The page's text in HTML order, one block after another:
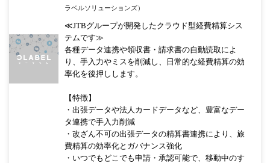
ラベルソリューションズ）
≪JTBグループが開発したクラウド型経費精算シス
テムです≫
各種データ連携や領収書・請求書の自動読取によ
り、手入力やミスを削減し、日常的な経費精算の効
率化を後押しします。
【特徴】
・出張データや法人カードデータなど、豊富なデー
タ連携で手入力削減
・改ざん不可の出張データの精算書連携により、旅
費精算の効率化とガバナンス強化
・いつでもどこでも申請・承認可能で、移動中のす